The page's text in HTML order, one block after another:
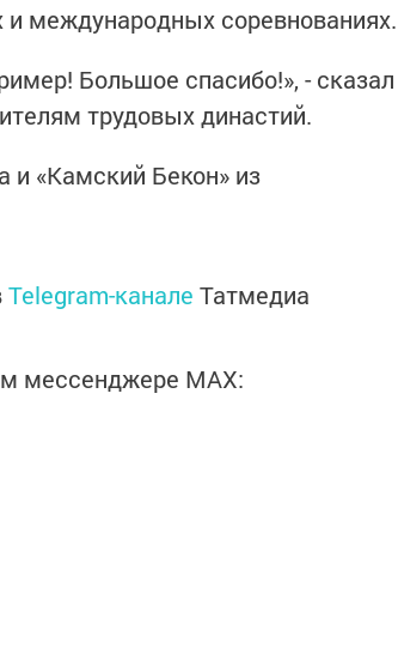
и международных соревнованиях.
Большое спасибо!», - сказал
трудовых династий.
и «Камский Бекон» из
Telegram-канале Татмедиа
мессенджере MАХ: